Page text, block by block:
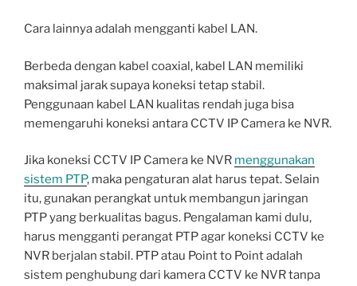
Cara lainnya adalah mengganti kabel LAN.
Berbeda dengan kabel coaxial, kabel LAN memiliki
maksimal jarak supaya koneksi tetap stabil.
Penggunaan kabel LAN kualitas rendah juga bisa
memengaruhi koneksi antara CCTV IP Camera ke NVR.
Jika koneksi CCTV IP Camera ke NVR menggunakan
sistem PTP, maka pengaturan alat harus tepat. Selain
itu, gunakan perangkat untuk membangun jaringan
PTP yang berkualitas bagus. Pengalaman kami dulu,
harus mengganti perangat PTP agar koneksi CCTV ke
NVR berjalan stabil. PTP atau Point to Point adalah
sistem penghubung dari kamera CCTV ke NVR tanpa